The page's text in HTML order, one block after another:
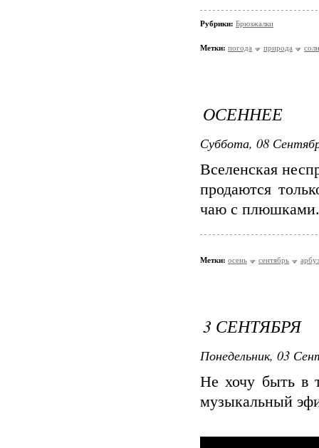
Рубрики: Брюзжалки
Метки: погода природа
ОСЕННЕЕ
Суббота, 08
Вселенская
продаются
чаю с
Метки: осень сентябрь арбуз
3 СЕНТЯБРЯ
Понедельник, 03
Не хочу быть в
музыкальный